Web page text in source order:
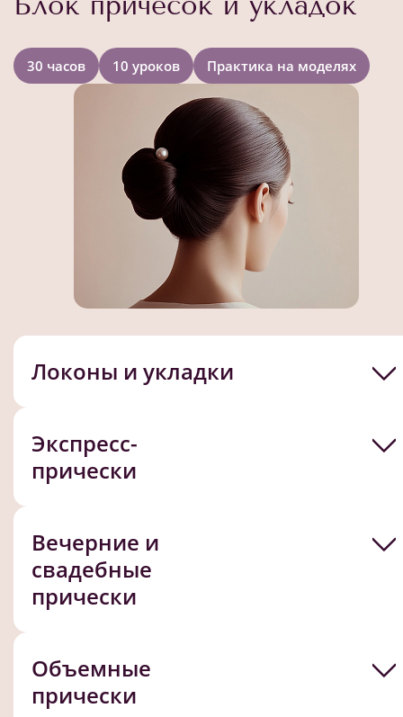
30 часов 10 уроков Практика на моделях
Локоны и укладки
Экспресс-
прически
Вечерние и
свадебные
прически
Объемные
прически